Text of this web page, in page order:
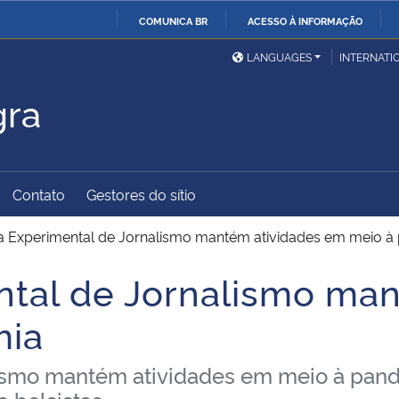
COMUNICA BR ACESSO À INFORMAÇÃO
Ministério da Defesa
Ministério das Relações
Exteriores
Ministério da Cidadania
Ministério do
Desenvolvimento Regional
União
Advocacia-Geral da União Banco Central do Brasil
LANGUAGES
Contato Gestores do sítio
Experimental de Jornalismo mantém atividades em meio à
de Jornalismo
mantém atividades em meio à